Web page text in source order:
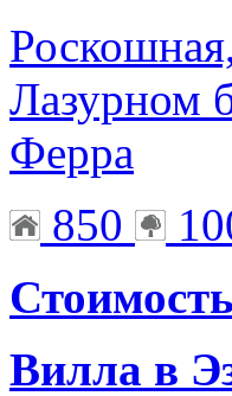
Лазурном
Ферра
850
Вилла в